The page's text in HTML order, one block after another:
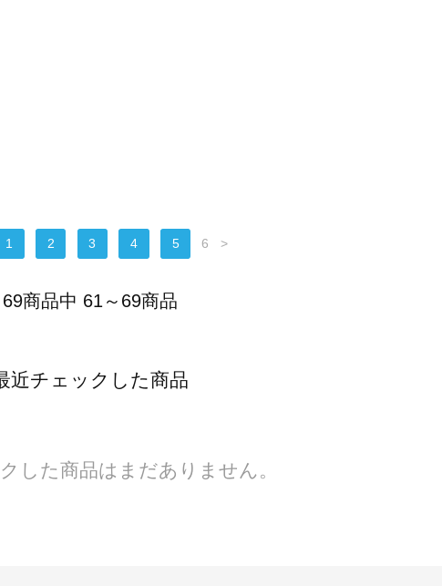
1 2 3 4 5 6 >
69商品中 61～69商品
近チェックした商品
した商品はまだありません。